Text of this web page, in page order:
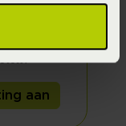
je
en
aan